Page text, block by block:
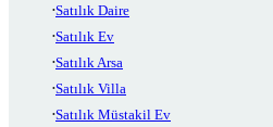
Satılık Daire
Satılık Ev
Satılık Arsa
Satılık Villa
Satılık Müstakil Ev